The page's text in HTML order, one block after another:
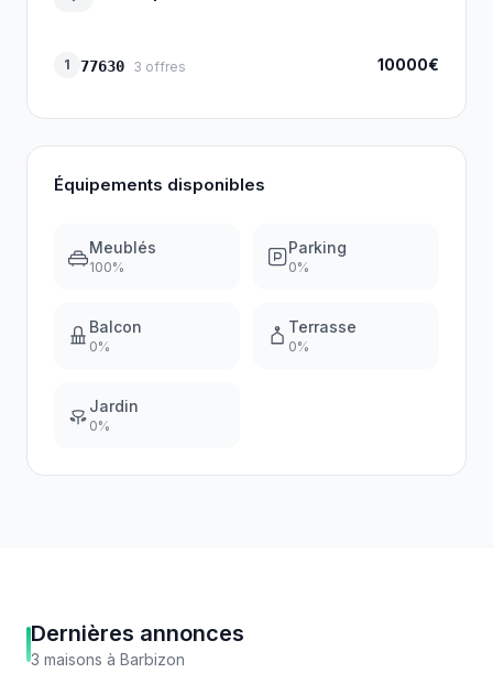
1 77630 3 offres 10000€
Équipements disponibles
Meublés
100%
Parking
0%
Balcon
0%
Terrasse
0%
Jardin
0%
Dernières annonces
3 maisons à Barbizon